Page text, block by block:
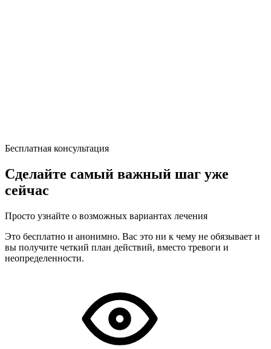
Бесплатная консультация
Сделайте самый важный шаг уже
сейчас
Просто узнайте о возможных вариантах лечения
Это бесплатно и анонимно. Вас это ни к чему не обязывает и
вы получите четкий план действий, вместо тревоги и
неопределенности.